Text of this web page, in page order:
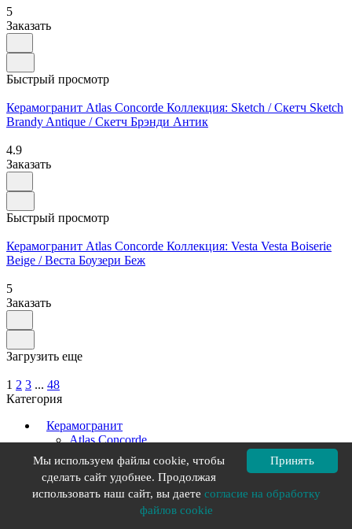
5
Заказать
Быстрый просмотр
Керамогранит Atlas Concorde Коллекция: Sketch / Скетч Sketch
Brandy Antique / Скетч Брэнди Антик
4.9
Заказать
Быстрый просмотр
Керамогранит Atlas Concorde Коллекция: Vesta Vesta Boiserie
Beige / Веста Боузери Беж
5
Заказать
Загрузить еще
1 2 3 ... 48
Категория
Керамогранит
Atlas Concorde
Belleza
GRESSE
LB LB lasselsbergergroup
Принять
Мы используем файлы cookie, чтобы
сделать сайт удобнее. Продолжая
использовать наш сайт, вы даете согласие на обработку
файлов cookie